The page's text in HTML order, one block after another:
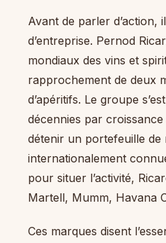
Avant de parler d’action,
d’entreprise. Pernod
mondiaux des vins et
rapprochement de deux
d’apéritifs. Le groupe
décennies par croissance
détenir un portefeuille de
internationalement
pour situer l’activité,
Martell, Mumm, Havana
Ces marques disent